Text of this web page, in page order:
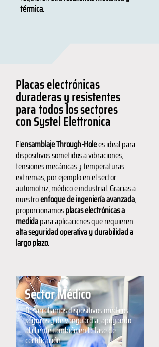
térmica.
Placas electrónicas
duraderas y resistentes
para todos los sectores
con Systel Elettronica
Elensamblaje Through-Holees ideal para
dispositivos sometidos a vibraciones,
tensiones mecánicas y temperaturas
extremas, por ejemplo en el sector
automotriz, médico e industrial. Gracias a
nuestroenfoque de ingeniería avanzada,
proporcionamosplacas electrónicas a
medidapara aplicaciones que requieren
alta seguridad operativa y durabilidad a
largo plazo.
Sector Médico
Desarrollamos dispositivos médicos
seguros y de vanguardia, apoyando
al cliente también en la fase de
certificación.